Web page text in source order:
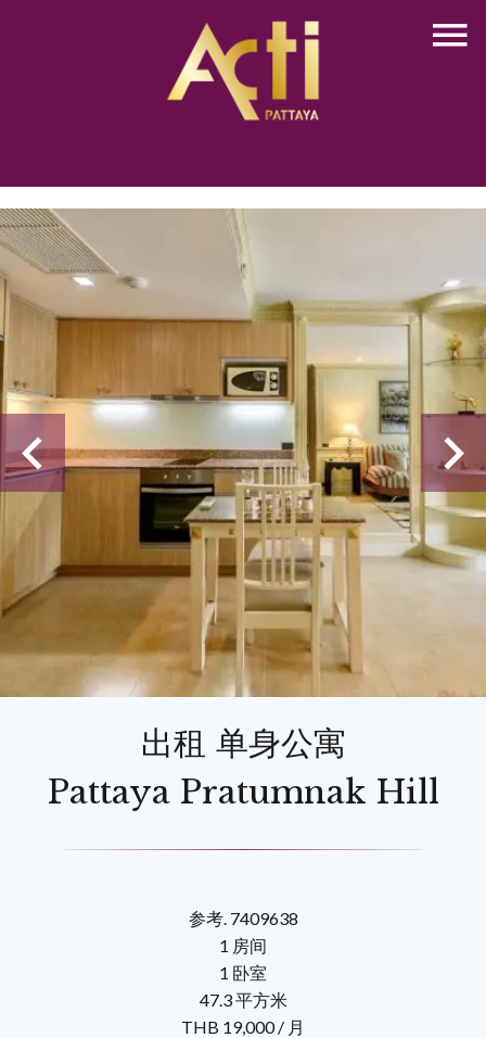
出租 单身公寓
Pattaya Pratumnak Hill
参考. 7409638
1 房间
1 卧室
47.3 平方米
THB 19,000 / 月